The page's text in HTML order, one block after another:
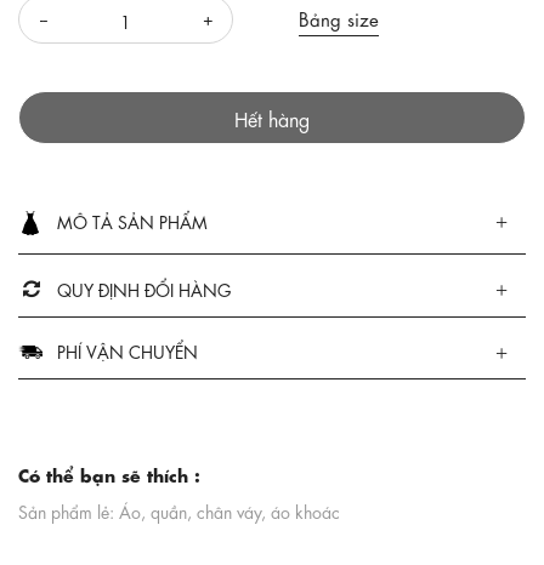
Bảng size
Hết hàng
MÔ TẢ SẢN PHẨM
QUY ĐỊNH ĐỔI HÀNG
PHÍ VẬN CHUYỂN
Có thể bạn sẽ thích :
Sản phẩm lẻ: Áo, quần, chân váy, áo khoác